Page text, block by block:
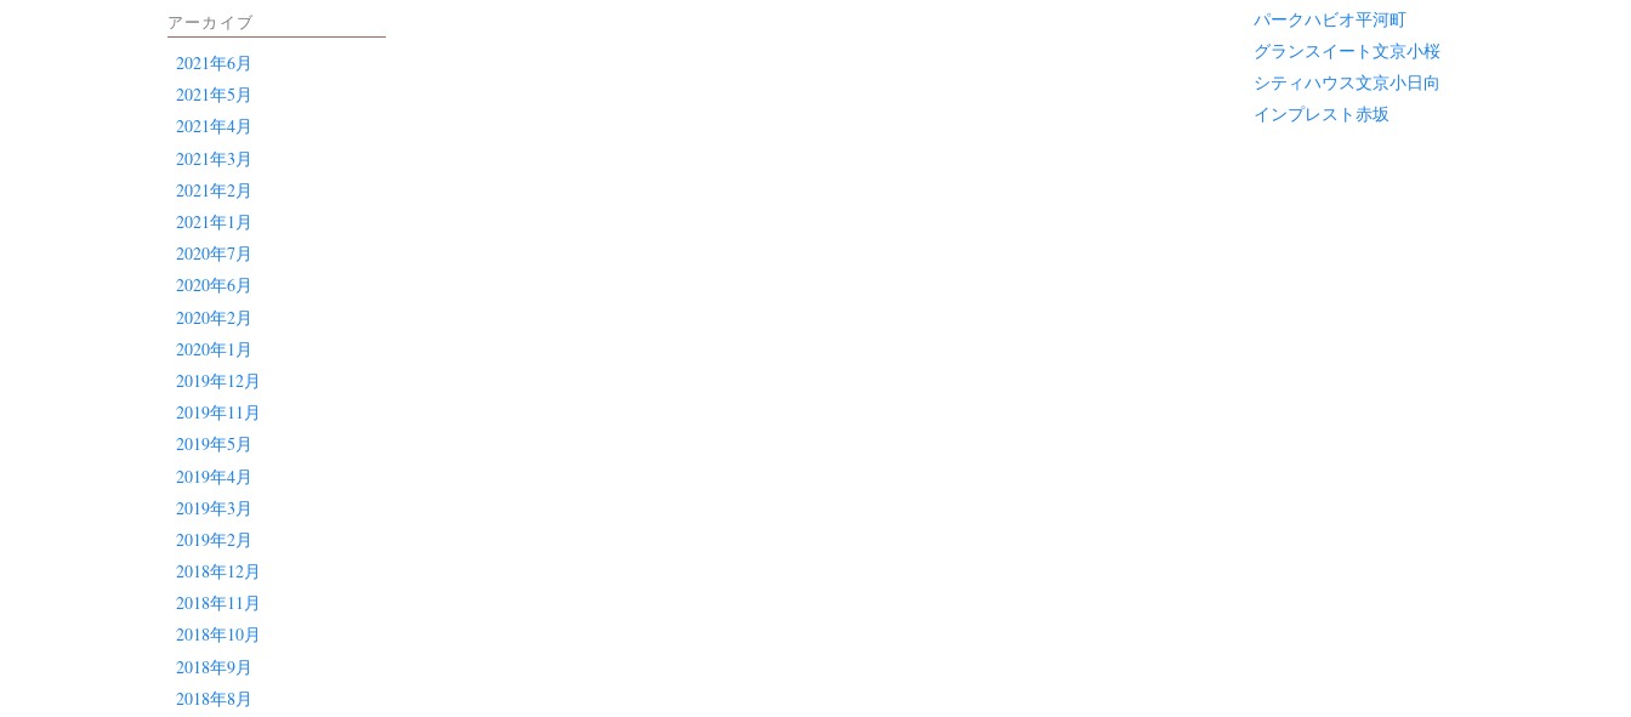
アーカイブ
2021年6月
2021年5月
2021年4月
2021年3月
2021年2月
2021年1月
2020年7月
2020年6月
2020年2月
2020年1月
2019年12月
2019年11月
2019年5月
2019年4月
2019年3月
2019年2月
2018年12月
2018年11月
2018年10月
2018年9月
2018年8月
パークハビオ平河町
グランスイート文京小桜
シティハウス文京小日向
インプレスト赤坂